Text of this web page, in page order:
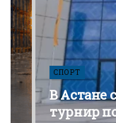
СПОРТ
В Астане
турнир